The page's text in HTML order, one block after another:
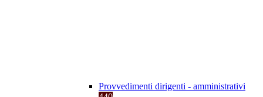
Provvedimenti dirigenti - amministrativi